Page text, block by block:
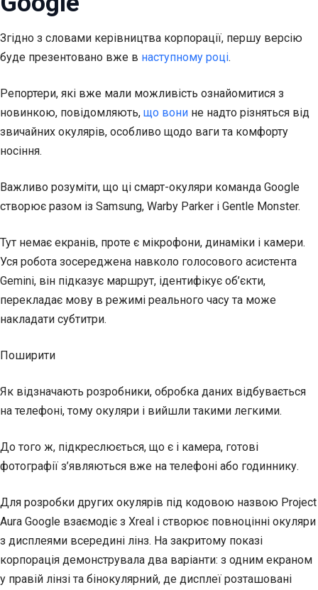
Згідно з словами керівництва корпорації, першу версію
буде презентовано вже в наступному році.
Репортери, які вже мали можливість ознайомитися з
новинкою, повідомляють, що вони не надто різняться від
звичайних окулярів, особливо щодо ваги та комфорту
носіння.
Важливо розуміти, що ці смарт-окуляри команда Google
створює разом із Samsung, Warby Parker і Gentle Monster.
Тут немає екранів, проте є мікрофони, динаміки і камери.
Уся робота зосереджена навколо голосового асистента
Gemini, він підказує маршрут, ідентифікує об’єкти,
перекладає мову в режимі реального часу та може
накладати субтитри.
Поширити
Як відзначають розробники, обробка даних відбувається
на телефоні, тому окуляри і вийшли такими легкими.
До того ж, підкреслюється, що є і камера, готові
фотографії з’являються вже на телефоні або годиннику.
Для розробки других окулярів під кодовою назвою Project
Aura Google взаємодіє з Xreal і створює повноцінні окуляри
з дисплеями всередині лінз. На закритому показі
корпорація демонструвала два варіанти: з одним екраном
у правій лінзі та бінокулярний, де дисплеї розташовані